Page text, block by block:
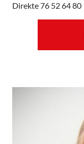
Direkte 76 52 64 80